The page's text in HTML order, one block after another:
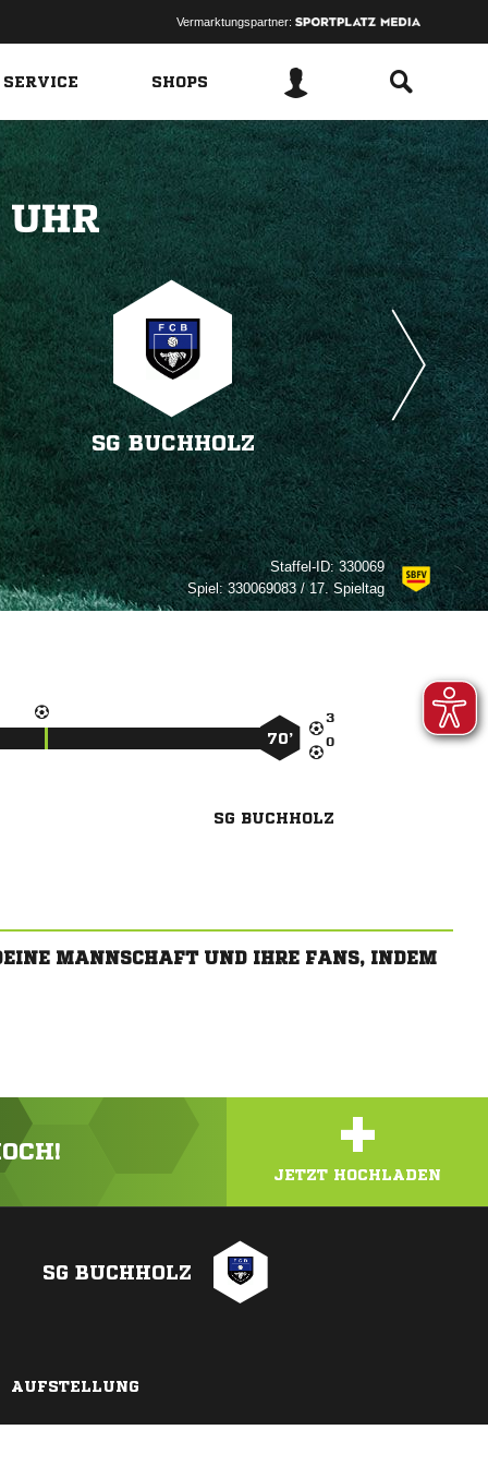
Vermarktungspartner:
SHOPS

SG BUCHHOLZ
Staffel-ID:330069
Spiel:330069083 / 17. Spieltag


70’
SG BUCHHOLZ
MANNSCHAFT UND IHRE FANS, INDEM
+
JETZT HOCHLADEN
SG BUCHHOLZ
AUFSTELLUNG